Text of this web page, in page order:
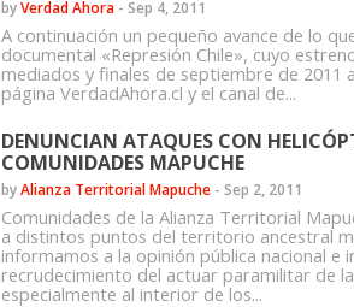
byVerdad Ahora - Sep 4, 2011
A continuación un pequeño avance de lo
documental «Represión Chile», cuyo
mediados y finales de septiembre de 2011
página VerdadAhora.cl y el canal de...
DENUNCIAN ATAQUES CON
COMUNIDADES MAPUCHE
byAlianza Territorial Mapuche - Sep 2, 2011
Comunidades de la Alianza Territorial
a distintos puntos del territorio ancestral
informamos a la opinión pública nacional e
recrudecimiento del actuar paramilitar de
especialmente al interior de los...